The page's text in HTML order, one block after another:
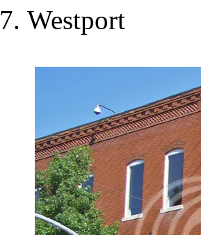
7. Westport